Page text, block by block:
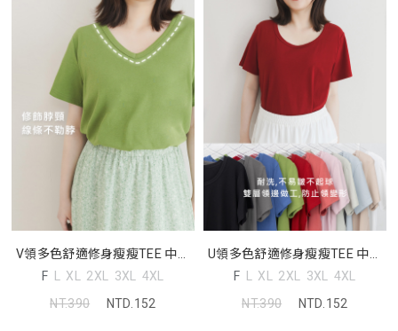
V領多色舒適修身瘦瘦TEE 中大
尺碼上衣
F L XL 2XL 3XL 4XL
NT.390
NTD.152
U領多色舒適修身瘦瘦TEE 中大
尺碼上衣
F L XL 2XL 3XL 4XL
NT.390
NTD.152